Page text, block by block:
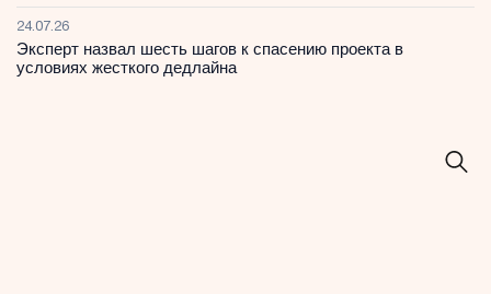
24.07.26
Эксперт назвал шесть шагов к спасению проекта в
условиях жесткого дедлайна